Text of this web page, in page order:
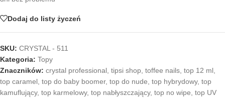
Dodaj do listy życzeń
SKU: CRYSTAL - 511
Kategoria: Topy
Znaczników: crystal professional, tipsi shop, toffee nails, top 12 ml,
top caramel, top do baby boomer, top do nude, top hybrydowy, top
kamuflujący, top karmelowy, top nabłyszczający, top no wipe, top UV